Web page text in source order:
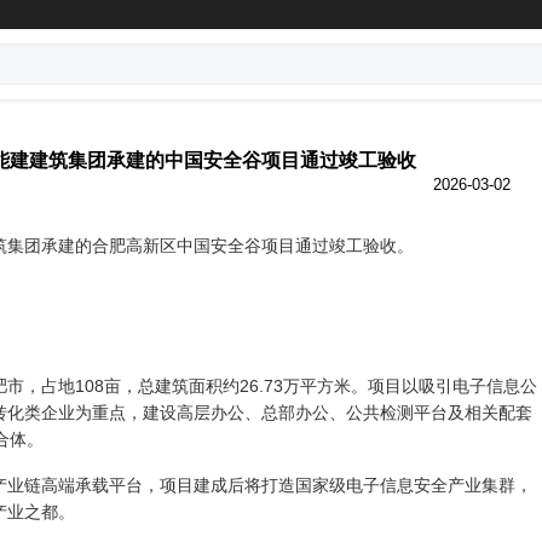
建建筑集团承建的中国安全谷项目通过竣工验收
2026-03-02
承建的合肥高新区中国安全谷项目通过竣工验收。
占地108亩，总建筑面积约26.73万平方米。项目以吸引电子信息公
类企业为重点，建设高层办公、总部办公、公共检测平台及相关配套
。
高端承载平台，项目建成后将打造国家级电子信息安全产业集群，
之都。